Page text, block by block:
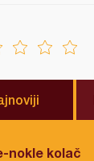
nokle kolač